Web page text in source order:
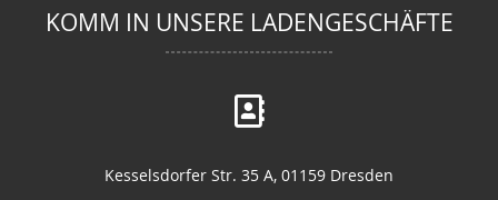
KOMM IN UNSERE LADENGESCHÄFTE
Kesselsdorfer Str. 35 A, 01159 Dresden